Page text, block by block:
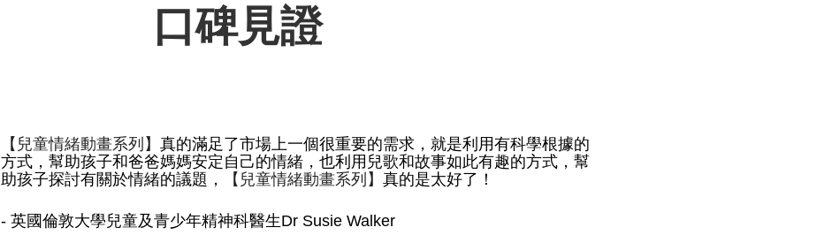
口碑見證
【兒童情緒動畫系列】真的滿足了市場上一個很重要的需求，就是利用有科學根據的
方式，幫助孩子和爸爸媽媽安定自己的情緒，也利用兒歌和故事如此有趣的方式，幫
助孩子探討有關於情緒的議題，
【兒童情緒動畫系列】真的是太好了！
- 英國倫敦大學兒童及青少年精神科醫生Dr Susie Walker